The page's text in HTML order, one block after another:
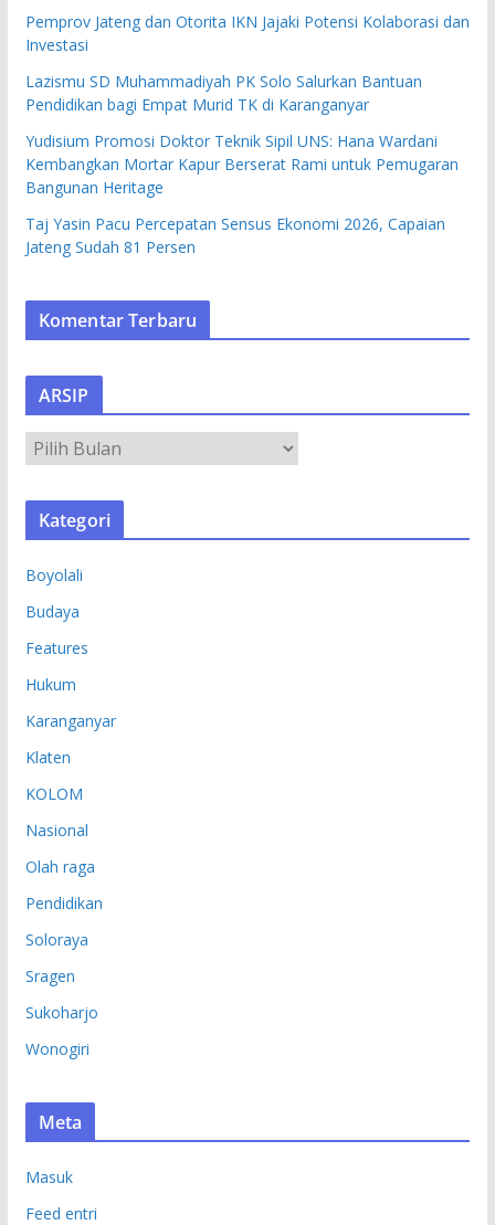
Pemprov Jateng dan Otorita IKN Jajaki Potensi Kolaborasi dan
Investasi
Lazismu SD Muhammadiyah PK Solo Salurkan Bantuan
Pendidikan bagi Empat Murid TK di Karanganyar
Yudisium Promosi Doktor Teknik Sipil UNS: Hana Wardani
Kembangkan Mortar Kapur Berserat Rami untuk Pemugaran
Bangunan Heritage
Taj Yasin Pacu Percepatan Sensus Ekonomi 2026, Capaian
Jateng Sudah 81 Persen
Komentar Terbaru
ARSIP
R
S
Kategori
Boyolali
Budaya
Features
Hukum
Karanganyar
Klaten
KOLOM
Nasional
Olah raga
Pendidikan
Soloraya
Sragen
Sukoharjo
Wonogiri
Meta
Masuk
Feed entri